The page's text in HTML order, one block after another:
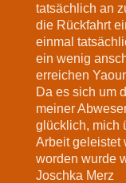
tatsächlich an
die Rückfahrt
einmal
ein wenig
erreichen
Da es sich um
meiner
glücklich, mich
Arbeit geleistet
worden wurde
Joschka Merz